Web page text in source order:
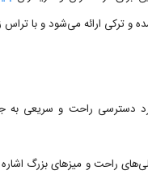
و ترکی ارائه می‌شود و با
دسترسی راحت و سریعی به
راحت و میزهای بزرگ